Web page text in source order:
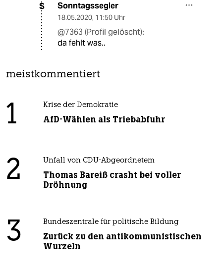
S Sonntagssegler
18.05.2020, 11:50 Uhr
@7363 (Profil gelöscht):
da fehlt was..
meistkommentiert
1 Krise der Demokratie
AfD-Wählen als Triebabfuhr
2 Unfall von CDU-Abgeordnetem
Thomas Bareiß crasht bei voller
Dröhnung
3 Bundeszentrale für politische Bildung
Zurück zu den antikommunistischen
Wurzeln